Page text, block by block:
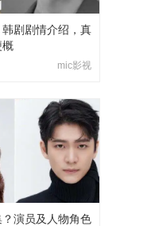
韩剧剧情介绍，真
概
mic影视
演员及人物角色